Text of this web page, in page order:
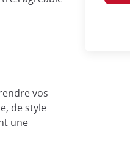
vos
de style
une